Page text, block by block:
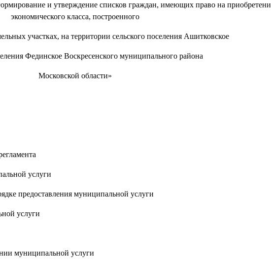
и утверждение списков граждан, имеющих право на
экономического класса, построенного
участках, на территории сельского поселения Ашитковское
Фединское Воскресенского муниципального района
Московской области»
услуги
предоставления муниципальной услуги
услуги
муниципальной услуги